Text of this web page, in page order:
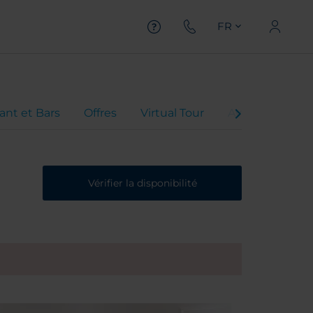
FR
et Bars Offres Virtual Tour Avis client
Vérifier la disponibilité